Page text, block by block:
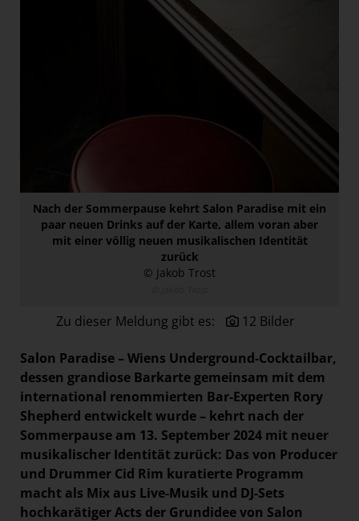
Unibail-Rodamco-Westfield
Vöslauer
Nach der Sommerpause kehrt Salon Paradise mit ein
paar neuen Drinks auf der Karte, allem voran aber
mit einer völlig neuen musikalischen Identität
zurück
© Jakob Trost
Zu dieser Meldung gibt es: 12 Bilder
Salon Paradise – Wiens Underground-Cocktailbar,
dessen grandiose Barkarte gemeinsam mit dem
international renommierten Bar-Experten Rory
Shepherd entwickelt wurde – kehrt nach der
Sommerpause am 13. September 2024 mit neuer
musikalischer Identität zurück: Das von Producer
und Drummer Cid Rim kuratierte Programm
macht als Mix aus Live-Musik und DJ-Sets
hochkarätiger Acts der Grundidee von Salon